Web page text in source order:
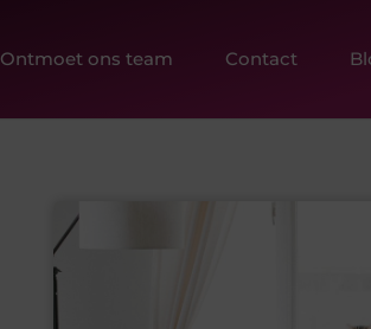
Ontmoet ons team Contact